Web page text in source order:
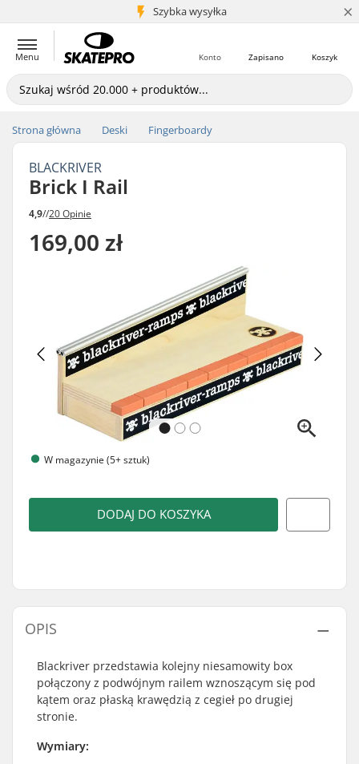
Szybka wysyłka
5+ mln klientów ×
Menu Koszyk
Zapisano
Konto
Strona główna Deski Fingerboardy
BLACKRIVER
Brick I Rail
4,9//20 Opinie
169,00 zł
W magazynie (5+ sztuk)
DODAJ DO KOSZYKA
OPIS
Blackriver przedstawia kolejny niesamowity box
połączony z podwójnym railem wznoszącym się pod
kątem oraz płaską krawędzią z cegieł po drugiej
stronie.
Wymiary: